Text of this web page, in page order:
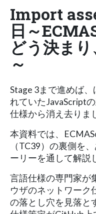
Import
日～
どう決ま
～
Stage 3まで進めば
れていたJavaScript
仕様から消え去りま
本資料では、
（TC39）の裏側を
ーリーを通して解説
言語仕様の専門家が
ウザのネットワーク
の落とし穴を見落と